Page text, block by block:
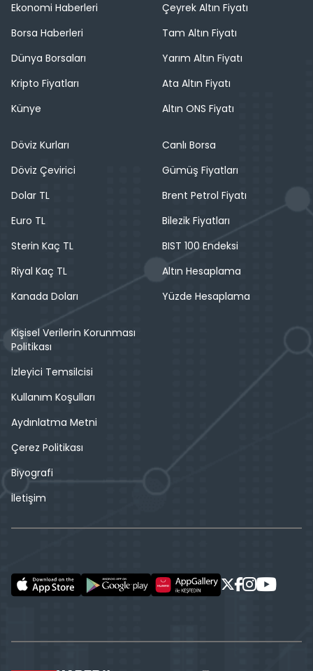
Ekonomi Haberleri
Borsa Haberleri
Dünya Borsaları
Kripto Fiyatları
Künye
Çeyrek Altın Fiyatı
Tam Altın Fiyatı
Yarım Altın Fiyatı
Ata Altın Fiyatı
Altın ONS Fiyatı
Döviz Kurları
Döviz Çevirici
Dolar TL
Euro TL
Sterin Kaç TL
Riyal Kaç TL
Kanada Doları
Canlı Borsa
Gümüş Fiyatları
Brent Petrol Fiyatı
Bilezik Fiyatları
BIST 100 Endeksi
Altın Hesaplama
Yüzde Hesaplama
Kişisel Verilerin Korunması
Politikası
İzleyici Temsilcisi
Kullanım Koşulları
Aydınlatma Metni
Çerez Politikası
Biyografi
İletişim